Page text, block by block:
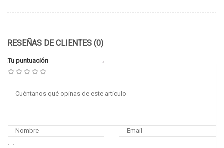
RESEÑAS DE CLIENTES (0)
Tu puntuación